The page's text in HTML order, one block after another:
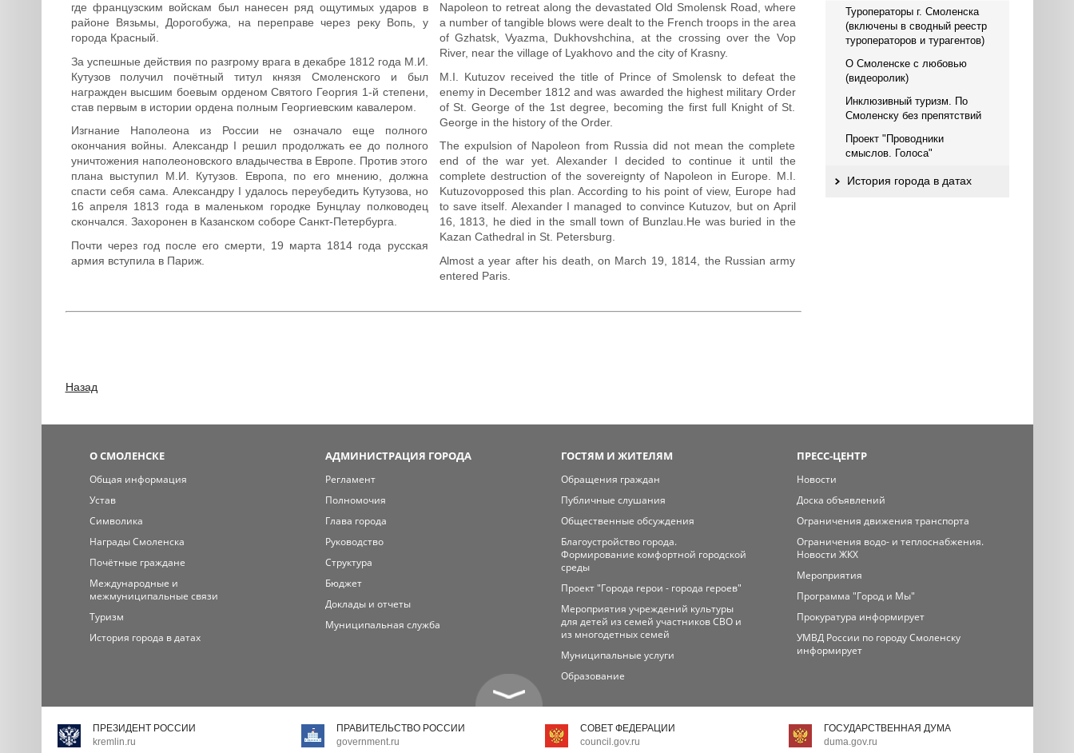
где французским войскам был нанесен ряд ощутимых ударов в
районе Вязьмы, Дорогобужа, на переправе через реку Вопь, у
города Красный.
За успешные действия по разгрому врага в декабре 1812 года М.И.
Кутузов получил почётный титул князя Смоленского и был
награжден высшим боевым орденом Святого Георгия 1-й степени,
став первым в истории ордена полным Георгиевским кавалером.
Изгнание Наполеона из России не означало еще полного
окончания войны. Александр I решил продолжать ее до полного
уничтожения наполеоновского владычества в Европе. Против этого
плана выступил М.И. Кутузов. Европа, по его мнению, должна
спасти себя сама. Александру I удалось переубедить Кутузова, но
16 апреля 1813 года в маленьком городке Бунцлау полководец
скончался. Захоронен в Казанском соборе Санкт-Петербурга.
Почти через год после его смерти, 19 марта 1814 года русская
армия вступила в Париж.
Napoleon to retreat along the devastated Old Smolensk Road, where
a number of tangible blows were dealt to the French troops in the area
of Gzhatsk, Vyazma, Dukhovshchina, at the crossing over the Vop
River, near the village of Lyakhovo and the city of Krasny.
M.I. Kutuzov received the title of Prince of Smolensk to defeat the
enemy in December 1812 and was awarded the highest military Order
of St. George of the 1st degree, becoming the first full Knight of St.
George in the history of the Order.
The expulsion of Napoleon from Russia did not mean the complete
end of the war yet. Alexander I decided to continue it until the
complete destruction of the sovereignty of Napoleon in Europe. M.I.
Kutuzovopposed this plan. According to his point of view, Europe had
to save itself. Alexander I managed to convince Kutuzov, but on April
16, 1813, he died in the small town of Bunzlau.He was buried in the
Kazan Cathedral in St. Petersburg.
Almost a year after his death, on March 19, 1814, the Russian army
entered Paris.
Назад
Туроператоры г. Смоленска
(включены в сводный реестр
туроператоров и турагентов)
О Смоленске с любовью
(видеоролик)
Инклюзивный туризм. По
Смоленску без препятствий
Проект "Проводники
смыслов. Голоса"
История города в датах
О СМОЛЕНСКЕ
Общая информация
Устав
Символика
Награды Смоленска
Почётные граждане
Международные и
межмуниципальные связи
Туризм
История города в датах
АДМИНИСТРАЦИЯ ГОРОДА
Регламент
Полномочия
Глава города
Руководство
Структура
Бюджет
Доклады и отчеты
Муниципальная служба
ГОСТЯМ И ЖИТЕЛЯМ
Обращения граждан
Публичные слушания
Общественные обсуждения
Благоустройство города.
Формирование комфортной городской
среды
Проект "Города герои - города героев"
Мероприятия учреждений культуры
для детей из семей участников СВО и
из многодетных семей
Муниципальные услуги
Образование
ПРЕСС-ЦЕНТР
Новости
Доска объявлений
Ограничения движения транспорта
Ограничения водо- и теплоснабжения.
Новости ЖКХ
Мероприятия
Программа "Город и Мы"
Прокуратура информирует
УМВД России по городу Смоленску
информирует
ПРЕЗИДЕНТ РОССИИ
kremlin.ru
ПРАВИТЕЛЬСТВО РОССИИ
government.ru
СОВЕТ ФЕДЕРАЦИИ
council.gov.ru
ГОСУДАРСТВЕННАЯ ДУМА
duma.gov.ru